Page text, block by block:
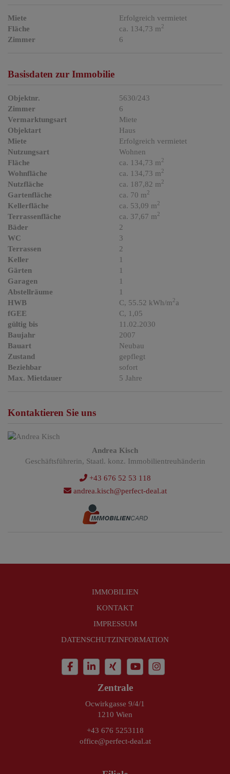
Miete
Erfolgreich vermietet
Fläche
ca. 134,73 m2
Zimmer 6
Basisdaten zur Immobilie
Objektnr.
5630/243
Zimmer
6
Vermarktungsart
Miete
Objektart
Haus
Miete
Erfolgreich vermietet
Nutzungsart
Wohnen
Fläche
ca. 134,73 m2
Wohnfläche ca. 134,73 m2
Nutzfläche ca. 187,82 m2
Gartenfläche ca. 70 m2
Kellerfläche ca. 53,09 m2
Terrassenfläche ca. 37,67 m2
Bäder
2
WC
3
Terrassen
2
Keller
1
Gärten
1
Garagen
1
Abstellräume
1
HWB
C, 55.52 kWh/m2a
fGEE
C, 1,05
gültig bis
11.02.2030
Baujahr
2007
Bauart
Neubau
Zustand
gepflegt
Beziehbar
sofort
Max. Mietdauer
5 Jahre
Kontaktieren Sie uns
Andrea Kisch
Geschäftsführerin, Staatl. konz. Immobilientreuhänderin
+43 676 52 53 118
andrea.kisch@perfect-deal.at
IMMOBILIEN
KONTAKT
IMPRESSUM
DATENSCHUTZINFORMATION
Zentrale
Ocwirkgasse 9/4/1
1210 Wien
+43 676 5253118
office@perfect-deal.at